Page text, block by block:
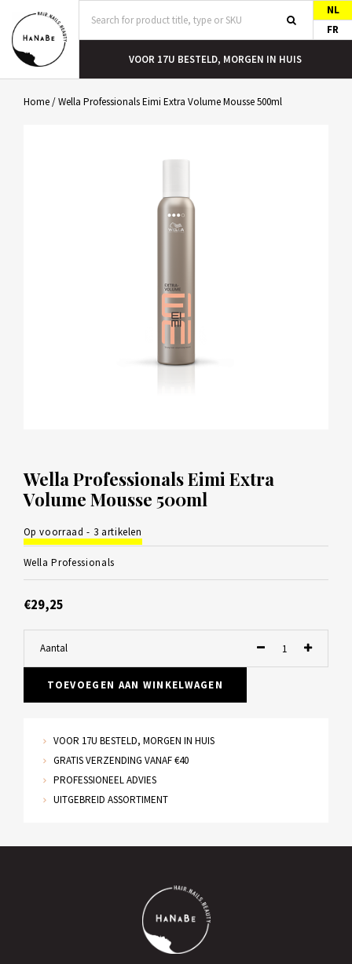
NL
FR
VOOR 17U BESTELD, MORGEN IN HUIS
Home/Wella Professionals Eimi Extra Volume Mousse 500ml
Wella Professionals Eimi Extra
Volume Mousse 500ml
Op voorraad - 3 artikelen
Wella Professionals
€29,25
Aantal
TOEVOEGEN AAN WINKELWAGEN
VOOR 17U BESTELD, MORGEN IN HUIS
GRATIS VERZENDING VANAF €40
PROFESSIONEEL ADVIES
UITGEBREID ASSORTIMENT